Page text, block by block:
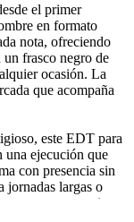
el primer
en formato
nota, ofreciendo
un frasco negro de
ocasión. La
que acompaña
este EDT para
una ejecución que
con presencia sin
jornadas largas o
reserva conveniente
Cada uso se